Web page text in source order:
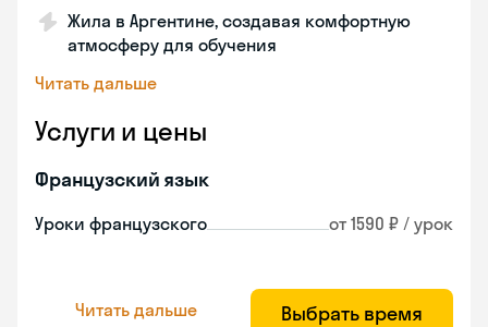
Жила в Аргентине, создавая комфортную
атмосферу для обучения
Читать дальше
Услуги и цены
Французский язык
Уроки французского от 1590 ₽ / урок
Читать дальше Выбрать время